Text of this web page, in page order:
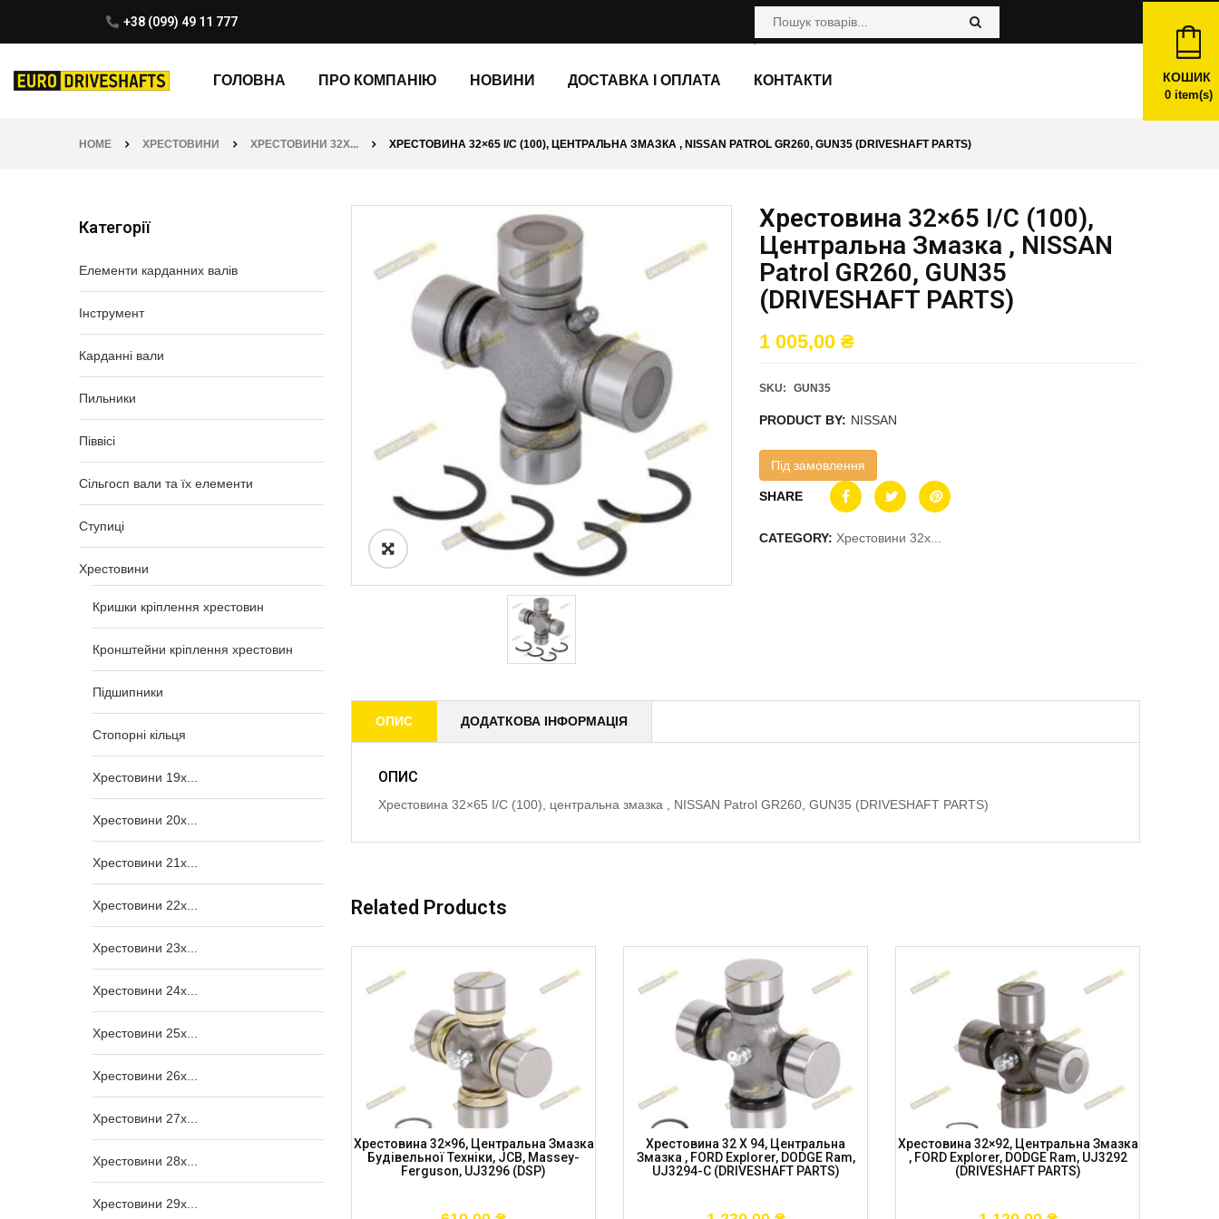
+38 (099) 49 11 777
ГОЛОВНА ПРО КОМПАНІЮ НОВИНИ ДОСТАВКА І ОПЛАТА КОНТАКТИ КОШИК
0item(s)
HOME ХРЕСТОВИНИ ХРЕСТОВИНИ 32X... ХРЕСТОВИНА 32×65 I/C (100), ЦЕНТРАЛЬНА ЗМАЗКА , NISSAN PATROL GR260, GUN35 (DRIVESHAFT PARTS)
Категорії
Елементи карданних валів
Інструмент
Карданні вали
Пильники
Піввісі
Сільгосп вали та їх елементи
Ступиці
Хрестовини
Кришки кріплення хрестовин
Кронштейни кріплення хрестовин
Підшипники
Стопорні кільця
Хрестовини 19x...
Хрестовини 20x...
Хрестовини 21x...
Хрестовини 22x...
Хрестовини 23x...
Хрестовини 24x...
Хрестовини 25x...
Хрестовини 26x...
Хрестовини 27x...
Хрестовини 28x...
Хрестовини 29x...
Хрестовина 32×65 I/C (100),
Центральна Змазка , NISSAN
Patrol GR260, GUN35
(DRIVESHAFT PARTS)
1 005,00 ₴
SKU: GUN35
PRODUCT BY: NISSAN
Під замовлення
SHARE
CATEGORY: Хрестовини 32x...
ОПИС ДОДАТКОВА ІНФОРМАЦІЯ
ОПИС
Хрестовина 32×65 I/C (100), центральна змазка , NISSAN Patrol GR260, GUN35 (DRIVESHAFT PARTS)
Related Products
Хрестовина К/в 32 X 76 Універсальна
PFK 3276, С/г Техніка, APG, UJ3276CB-
Хрестовина 32×96, Центральна Змазка
Будівельної Техніки, JCB, Massey-
Ferguson, UJ3296 (DSP)
Хрестовина 32 X 94, Центральна
Змазка , FORD Explorer, DODGE Ram,
UJ3294-C (DRIVESHAFT PARTS)
Хрестовина 32×92, Центральна Змазка
, FORD Explorer, DODGE Ram, UJ3292
(DRIVESHAFT PARTS)